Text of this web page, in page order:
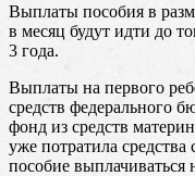
Выплаты пособия в
в месяц будут идти до
3 года.
Выплаты на первого
средств федерального
фонд из средств
уже потратила
пособие выплачиваться